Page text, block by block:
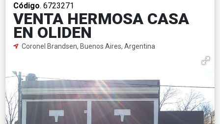
Código. 6723271
VENTA HERMOSA CASA
EN OLIDEN
Coronel Brandsen, Buenos Aires, Argentina